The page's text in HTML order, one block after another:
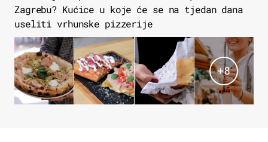
Zagrebu? Kućice u koje će se na tjedan dana
useliti vrhunske pizzerije
+8